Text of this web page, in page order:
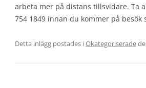
arbeta mer på distans tillsvidare. Ta
754 1849 innan du kommer på
Detta inlägg postades iOkategoriserade